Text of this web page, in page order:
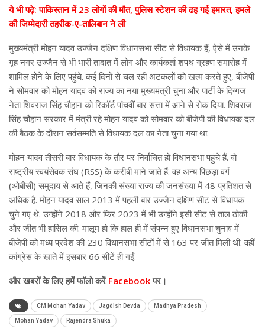
ये भी पढ़े: पाकिस्तान में 23 लोगों की मौत, पुलिस स्टेशन की ढह गई इमारत, हमले
की जिम्मेदारी तहरीक-ए-तालिबान ने ली
मुख्यमंत्री मोहन यादव उज्जैन दक्षिण विधानसभा सीट से विधायक हैं, ऐसे में उनके
गृह नगर उज्जैन से भी भारी तादात में लोग और कार्यकर्ता शपथ ग्रहण समारोह में
शामिल होने के लिए पहुंचे. कई दिनों से चल रही अटकलों को खत्म करते हुए, बीजेपी
ने सोमवार को मोहन यादव को राज्य का नया मुख्यमंत्री चुना और पार्टी के दिग्गज
नेता शिवराज सिंह चौहान को रिकॉर्ड पांचवीं बार सत्ता में आने से रोक दिया. शिवराज
सिंह चौहान सरकार में मंत्री रहे मोहन यादव को सोमवार को बीजेपी की विधायक दल
की बैठक के दौरान सर्वसम्मति से विधायक दल का नेता चुना गया था.
मोहन यादव तीसरी बार विधायक के तौर पर निर्वाचित हो विधानसभा पहुंचे हैं. वो
राष्ट्रीय स्वयंसेवक संघ (RSS) के करीबी माने जाते हैं. वह अन्य पिछड़ा वर्ग
(ओबीसी) समुदाय से आते हैं, जिनकी संख्या राज्य की जनसंख्या में 48 प्रतिशत से
अधिक है. मोहन यादव साल 2013 में पहली बार उज्जैन दक्षिण सीट से विधायक
चुने गए थे. उन्होंने 2018 और फिर 2023 में भी उन्होंने इसी सीट से ताल ठोकी
और जीत भी हासिल की. मालूम हो कि हाल ही में संपन्न हुए विधानसभा चुनाव में
बीजेपी को मध्य प्रदेश की 230 विधानसभा सीटों में से 163 पर जीत मिली थी. वहीं
कांग्रेस के खाते में इसबार 66 सीटें ही गईं.
औरखबरों के लिए हमें फॉलो करेंFacebookपर।
CM Mohan Yadav Jagdish Devda Madhya Pradesh
Mohan Yadav Rajendra Shuka